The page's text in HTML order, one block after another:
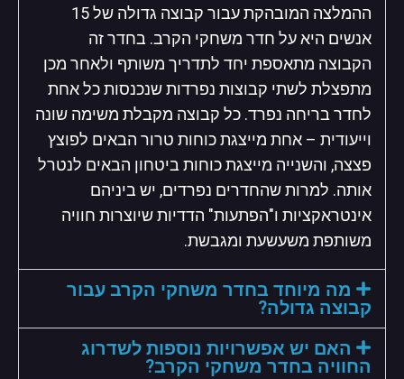
ההמלצה המובהקת עבור קבוצה גדולה של 15
אנשים היא על חדר משחקי הקרב. בחדר זה
הקבוצה מתאספת יחד לתדריך משותף ולאחר מכן
מתפצלת לשתי קבוצות נפרדות שנכנסות כל אחת
לחדר בריחה נפרד. כל קבוצה מקבלת משימה שונה
וייעודית – אחת מייצגת כוחות טרור הבאים לפוצץ
פצצה, והשנייה מייצגת כוחות ביטחון הבאים לנטרל
אותה. למרות שהחדרים נפרדים, יש ביניהם
אינטראקציות ו"הפתעות" הדדיות שיוצרות חוויה
משותפת משעשעת ומגבשת.
מה מיוחד בחדר משחקי הקרב עבור
קבוצה גדולה?
האם יש אפשרויות נוספות לשדרוג
החוויה בחדר משחקי הקרב?